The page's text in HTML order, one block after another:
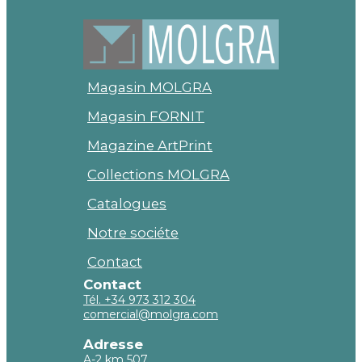
Magasin MOLGRA
Magasin FORNIT
Magazine ArtPrint
Collections MOLGRA
Catalogues
Notre sociéte
Contact
Contact
Tél. +34 973 312 304
comercial@molgra.com
Adresse